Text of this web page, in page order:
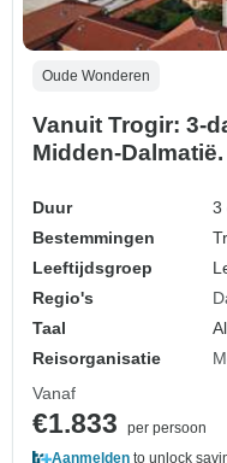
Oude Wonderen
Vanuit Trogir: 3-
Midden-
Sibenik.
ommuurde
Venetiaanse
uitzichten.
Duur
3
Bestemmingen
Leeftijdsgroep
Regio's
Taal
Reisorganisatie
Vanaf
€1.833
per persoon
Aanmelden to unlock